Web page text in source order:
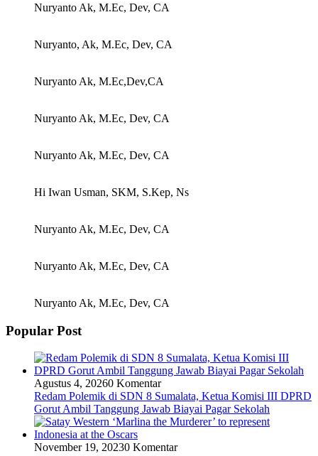
Nuryanto Ak, M.Ec, Dev, CA
Nuryanto, Ak, M.Ec, Dev, CA
Nuryanto Ak, M.Ec,Dev,CA
Nuryanto Ak, M.Ec, Dev, CA
Nuryanto Ak, M.Ec, Dev, CA
Hi Iwan Usman, SKM, S.Kep, Ns
Nuryanto Ak, M.Ec, Dev, CA
Nuryanto Ak, M.Ec, Dev, CA
Nuryanto Ak, M.Ec, Dev, CA
Popular Post
Agustus 4, 20260 Komentar
Redam Polemik di SDN 8 Sumalata, Ketua Komisi III DPRD
Gorut Ambil Tanggung Jawab Biayai Pagar Sekolah
November 19, 20230 Komentar